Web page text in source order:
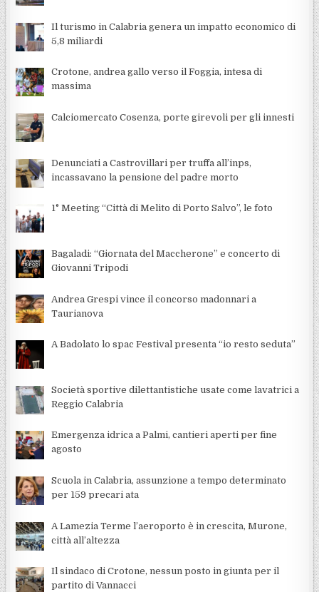
Il turismo in Calabria genera un impatto economico di
5,8 miliardi
Crotone, andrea gallo verso il Foggia, intesa di
massima
Calciomercato Cosenza, porte girevoli per gli innesti
Denunciati a Castrovillari per truffa all’inps,
incassavano la pensione del padre morto
1° Meeting “Città di Melito di Porto Salvo”, le foto
Bagaladi: “Giornata del Maccherone” e concerto di
Giovanni Tripodi
Andrea Grespi vince il concorso madonnari a
Taurianova
A Badolato lo spac Festival presenta “io resto seduta”
Società sportive dilettantistiche usate come lavatrici a
Reggio Calabria
Emergenza idrica a Palmi, cantieri aperti per fine
agosto
Scuola in Calabria, assunzione a tempo determinato
per 159 precari ata
A Lamezia Terme l’aeroporto è in crescita, Murone,
città all’altezza
Il sindaco di Crotone, nessun posto in giunta per il
partito di Vannacci